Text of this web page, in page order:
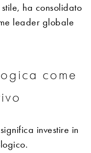
ha consolidato
leader globale
come
investire in